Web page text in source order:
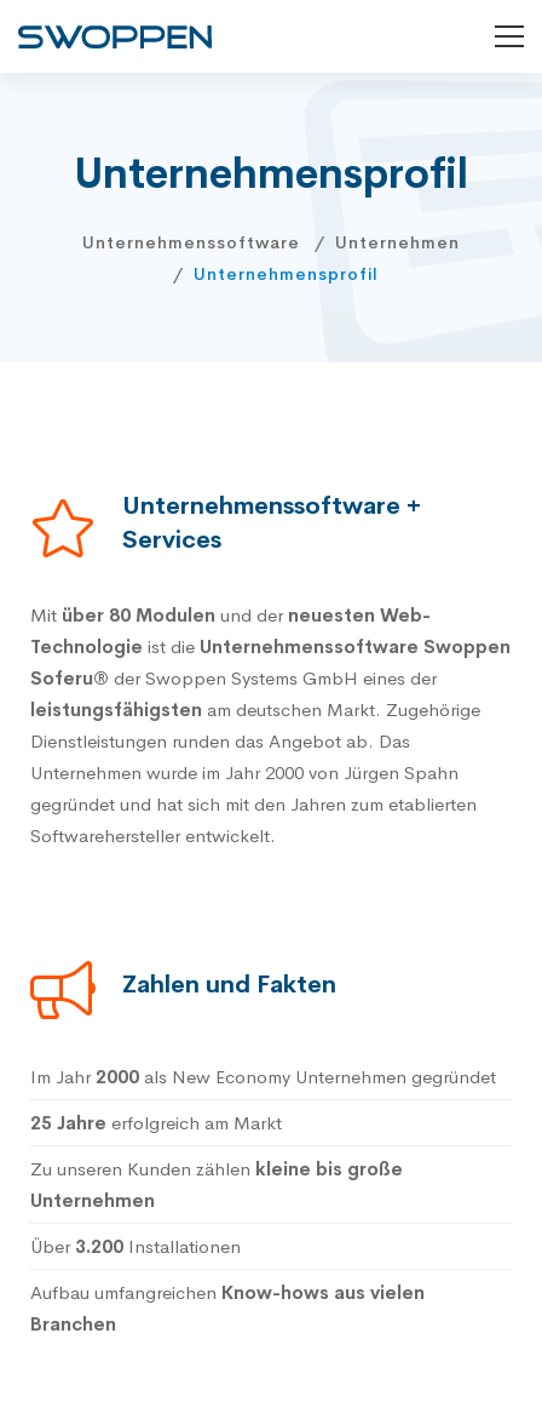
Unternehmensprofil
Unternehmenssoftware
Unternehmen
Unternehmensprofil
Unternehmenssoftware +
Services
Mit über 80 Modulen und der neuesten Web-
Technologie ist die Unternehmenssoftware Swoppen
Soferu® der Swoppen Systems GmbH eines der
leistungsfähigsten am deutschen Markt. Zugehörige
Dienstleistungen runden das Angebot ab. Das
Unternehmen wurde im Jahr 2000 von Jürgen Spahn
gegründet und hat sich mit den Jahren zum etablierten
Softwarehersteller entwickelt.
Zahlen und Fakten
Im Jahr 2000 als New Economy Unternehmen gegründet
25 Jahre erfolgreich am Markt
Zu unseren Kunden zählen kleine bis große
Unternehmen
Über 3.200 Installationen
Aufbau umfangreichen Know-hows aus vielen
Branchen